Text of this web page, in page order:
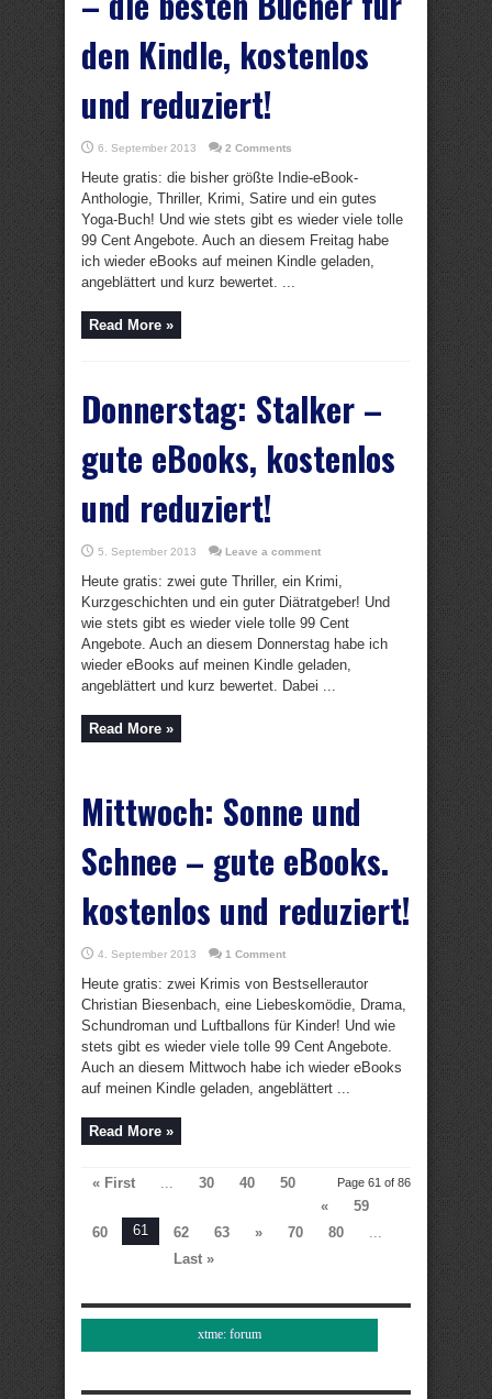
den Kindle, kostenlos
und reduziert!
6. September 2013 2 Comments
Heute gratis: die bisher größte Indie-eBook-
Anthologie, Thriller, Krimi, Satire und ein gutes
Yoga-Buch! Und wie stets gibt es wieder viele tolle
99 Cent Angebote. Auch an diesem Freitag habe
ich wieder eBooks auf meinen Kindle geladen,
angeblättert und kurz bewertet. ...
Read More »
Donnerstag: Stalker –
gute eBooks, kostenlos
und reduziert!
5. September 2013 Leave a comment
Heute gratis: zwei gute Thriller, ein Krimi,
Kurzgeschichten und ein guter Diätratgeber! Und
wie stets gibt es wieder viele tolle 99 Cent
Angebote. Auch an diesem Donnerstag habe ich
wieder eBooks auf meinen Kindle geladen,
angeblättert und kurz bewertet. Dabei ...
Read More »
Mittwoch: Sonne und
Schnee – gute eBooks.
kostenlos und reduziert!
4. September 2013 1 Comment
Heute gratis: zwei Krimis von Bestsellerautor
Christian Biesenbach, eine Liebeskomödie, Drama,
Schundroman und Luftballons für Kinder! Und wie
stets gibt es wieder viele tolle 99 Cent Angebote.
Auch an diesem Mittwoch habe ich wieder eBooks
auf meinen Kindle geladen, angeblättert ...
Read More »
Page 61 of 86
« First ... 30 40
50
«
59
60
61 62 63 » 70 80
...
Last »
xtme: forum